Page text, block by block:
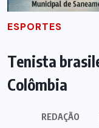
ESPORTES
Tenista
Colômbia
REDAÇÃO